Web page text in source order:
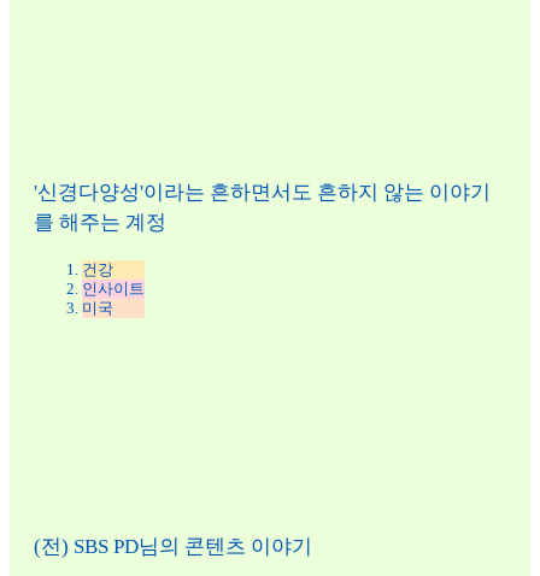
'신경다양성'이라는 흔하면서도 흔하지 않는 이야기
를 해주는 계정
건강
인사이트
미국
(전) SBS PD님의 콘텐츠 이야기